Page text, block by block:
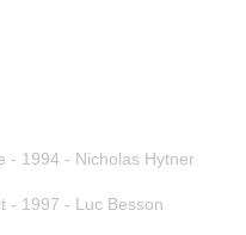
- 1994 - Nicholas Hytner
- Luc Besson